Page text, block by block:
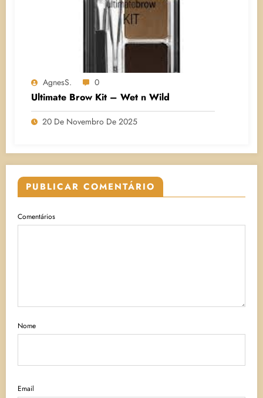
AgnesS. 0
Ultimate Brow Kit – Wet n Wild
20 De Novembro De 2025
PUBLICAR COMENTÁRIO
Comentários
Nome
Email